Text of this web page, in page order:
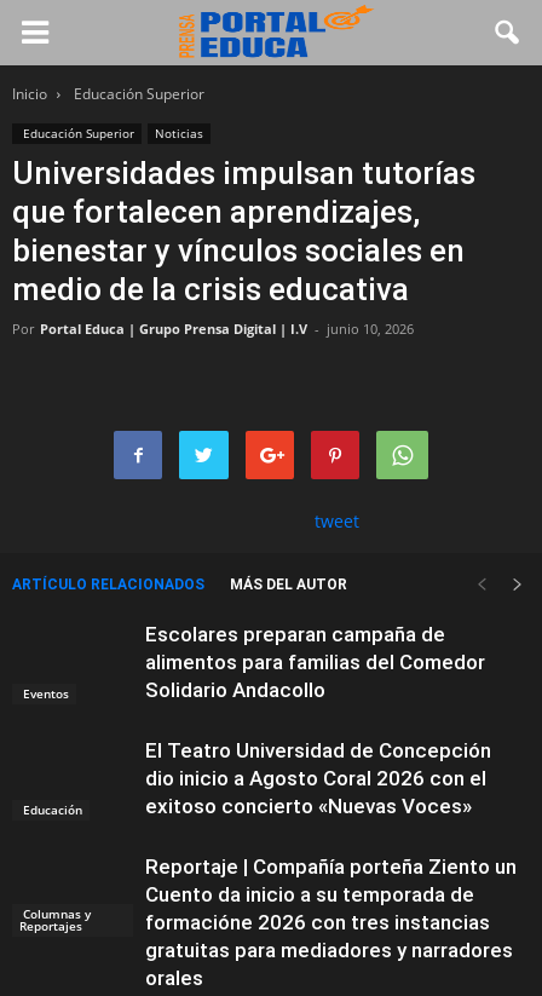
Inicio Educación Superior
Educación Superior Noticias
Universidades impulsan tutorías
que fortalecen aprendizajes,
bienestar y vínculos sociales en
medio de la crisis educativa
Por Portal Educa | Grupo Prensa Digital | I.V - junio 10, 2026
tweet
ARTÍCULO RELACIONADOS MÁS DEL AUTOR
Eventos
Escolares preparan campaña de
alimentos para familias del Comedor
Solidario Andacollo
Educación
El Teatro Universidad de Concepción
dio inicio a Agosto Coral 2026 con el
exitoso concierto «Nuevas Voces»
Columnas y
Reportajes
Reportaje | Compañía porteña Ziento un
Cuento da inicio a su temporada de
formacióne 2026 con tres instancias
gratuitas para mediadores y narradores
orales